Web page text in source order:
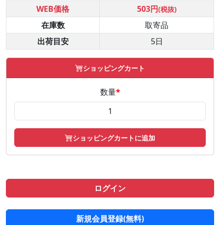
WEB価格 503円(税抜)
在庫数
取寄品
出荷目安
5日
ショッピングカート
数量*
ショッピングカートに追加
ログイン
新規会員登録(無料)